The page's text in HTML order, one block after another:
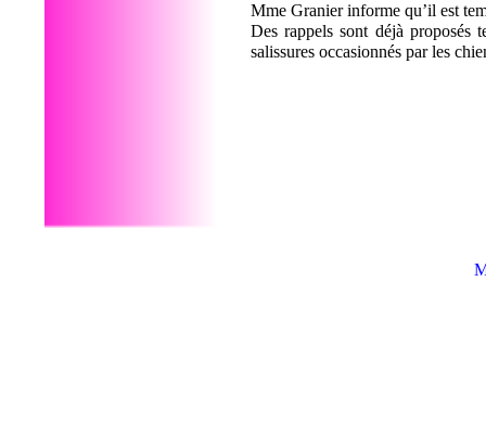
Mme Granier informe qu’il est
Des rappels sont déjà proposés
salissures occasionnés par les